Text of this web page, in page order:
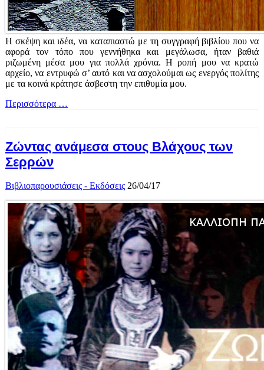
Η σκέψη και ιδέα, να καταπιαστώ με τη συγγραφή βιβλίου που να
αφορά τον τόπο που γεννήθηκα και μεγάλωσα, ήταν βαθιά
ριζωμένη μέσα μου για πολλά χρόνια. Η ροπή μου να κρατώ
αρχείο, να εντρυφώ σ’ αυτό και να ασχολούμαι ως ενεργός πολίτης
με τα κοινά κράτησε άσβεστη την επιθυμία μου.
Περισσότερα …
Ζώντας ανάμεσα στους Βλάχους των
Σερρών
Βιβλιοπαρουσιάσεις - Εκδόσεις 26/04/17